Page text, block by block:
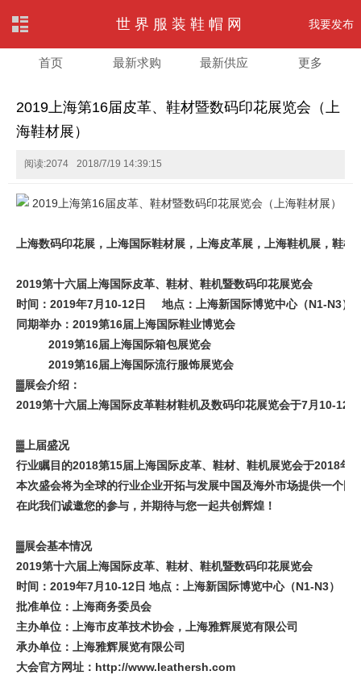
世界服装鞋帽网 我要发布
首页 最新求购 最新供应 更多
2019上海第16届皮革、鞋材暨数码印花展览会（上
海鞋材展）
阅读:2074 2018/7/19 14:39:15
上海数码印花展，上海国际鞋材展，上海皮革展，上海鞋机展，鞋
2019第十六届上海国际皮革、鞋材、鞋机暨数码印花展览会
时间：2019年7月10-12日 地点：上海新国际博览中心（N1-N3）
同期举办：2019第16届上海国际鞋业博览会
2019第16届上海国际箱包展览会
2019第16届上海国际流行服饰展览会
▓展会介绍：
2019第十六届上海国际皮革鞋材鞋机及数码印花展览会于7月10-12
▓上届盛况
行业瞩目的2018第15届上海国际皮革、鞋材、鞋机展览会于2018年
本次盛会将为全球的行业企业开拓与发展中国及海外市场提供一个
在此我们诚邀您的参与，并期待与您一起共创辉煌！
▓展会基本情况
2019第十六届上海国际皮革、鞋材、鞋机暨数码印花展览会
时间：2019年7月10-12日 地点：上海新国际博览中心（N1-N3）
批准单位：上海商务委员会
主办单位：上海市皮革技术协会，上海雅辉展览有限公司
承办单位：上海雅辉展览有限公司
大会官方网址：http://www.leathersh.com